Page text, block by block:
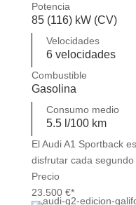
Potencia
85 (116) kW (CV)
Velocidades
6 velocidades
Combustible
Gasolina
Consumo medio
5.5 l/100 km
El Audi A1 Sportback
disfrutar cada segundo
Precio
23.500 €*